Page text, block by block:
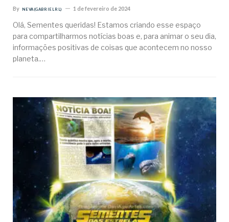
By NEVA (GABRIEL RL) 1 de fevereiro de 2024
Olá, Sementes queridas! Estamos criando esse espaço
para compartilharmos notícias boas e, para animar o seu dia,
informações positivas de coisas que acontecem no nosso
planeta.…